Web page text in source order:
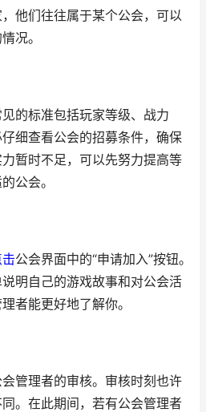
他们往往属于某个公会，可以
况。
的标准包括玩家等级、战力
细查看公会的招募条件，确保
暂时不足，可以先努力提高等
公会。
击公会界面中的“申请加入”按钮。
明自己的游戏故事和对公会活
者能更好地了解你。
管理者的审核。审核时刻也许
。在此期间，若有公会管理者